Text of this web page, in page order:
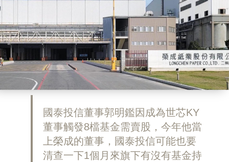
國泰投信董事郭明鑑因成為世芯KY
董事觸發8檔基金需賣股，今年他當
上榮成的董事，國泰投信可能也要
清查一下1個月來旗下有沒有基金持